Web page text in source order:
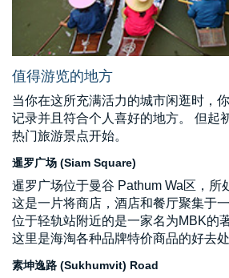
值得游览的地方
当你在这所充满活力的城市闲逛时，
记录并且符合个人喜好的地方。 但起
热门旅游景点开始。
暹罗广场 (Siam Square)
暹罗广场位于曼谷 Pathum Wa区，所
这是一片将商店，酒店和餐厅聚集于
位于轻轨站附近的是一家名为MBK的
这里是海淘各种品牌特价商品的好去处
素坤逸路 (Sukhumvit) Road